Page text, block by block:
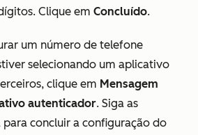
Clique em Concluído.
um número de telefone
selecionando um aplicativo
clique em Mensagem
autenticador. Siga as
para concluir a configuração do